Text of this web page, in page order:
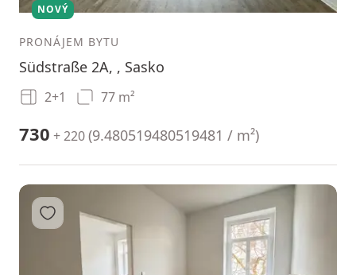
12 3
NOVÝ
PRONÁJEM BYTU
Südstraße 2A, , Sasko
2+1 77 m²
730 + 220(9.480519480519481 / m²)
Přidat do oblíbených